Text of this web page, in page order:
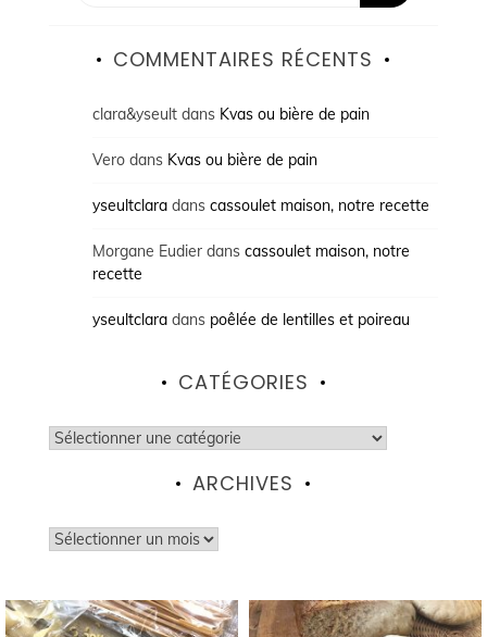
COMMENTAIRES RÉCENTS
clara&yseultdans Kvas ou bière de pain
Verodans Kvas ou bière de pain
yseultclaradans cassoulet maison, notre recette
Morgane Eudierdans cassoulet maison, notre
recette
yseultclaradans poêlée de lentilles et poireau
CATÉGORIES
Catégories
ARCHIVES
Archives